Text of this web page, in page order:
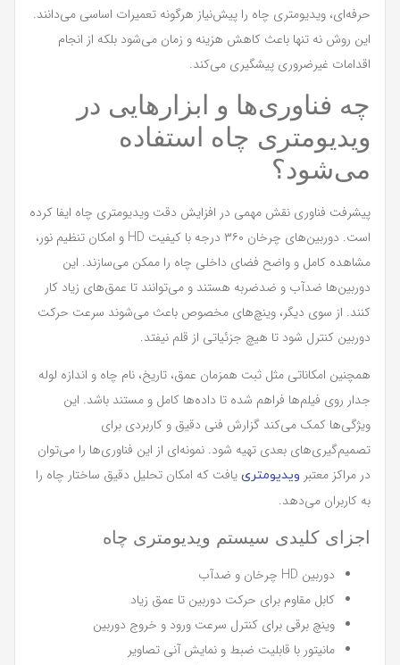
حرفه‌ای، ویدیومتری چاه را پیش‌نیاز هرگونه تعمیرات اساسی می‌دانند.
این روش نه تنها باعث کاهش هزینه و زمان می‌شود بلکه از انجام
اقدامات غیرضروری پیشگیری می‌کند.
چه فناوری‌ها و ابزارهایی در
ویدیومتری چاه استفاده
می‌شود؟
پیشرفت فناوری نقش مهمی در افزایش دقت ویدیومتری چاه ایفا کرده
است. دوربین‌های چرخان ۳۶۰ درجه با کیفیت HD و امکان تنظیم نور،
مشاهده کامل و واضح فضای داخلی چاه را ممکن می‌سازند. این
دوربین‌ها ضدآب و ضدضربه هستند و می‌توانند تا عمق‌های زیاد کار
کنند. از سوی دیگر، وینچ‌های مخصوص باعث می‌شوند سرعت حرکت
دوربین کنترل شود تا هیچ جزئیاتی از قلم نیفتد.
همچنین امکاناتی مثل ثبت همزمان عمق، تاریخ، نام چاه و اندازه لوله
جدار روی فیلم‌ها فراهم شده تا داده‌ها کامل و مستند باشد. این
ویژگی‌ها کمک می‌کند گزارش فنی دقیق و کاربردی برای
تصمیم‌گیری‌های بعدی تهیه شود. نمونه‌ای از این فناوری‌ها را می‌توان
در مراکز معتبر ویدیومتری یافت که امکان تحلیل دقیق ساختار چاه را
به کاربران می‌دهد.
اجزای کلیدی سیستم ویدیومتری چاه
دوربین HD چرخان و ضدآب
کابل مقاوم برای حرکت دوربین تا عمق زیاد
وینچ برقی برای کنترل سرعت ورود و خروج دوربین
مانیتور با قابلیت ضبط و نمایش آنی تصاویر